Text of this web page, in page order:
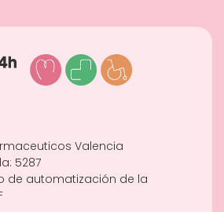
Valencia
5287
de automatización de la